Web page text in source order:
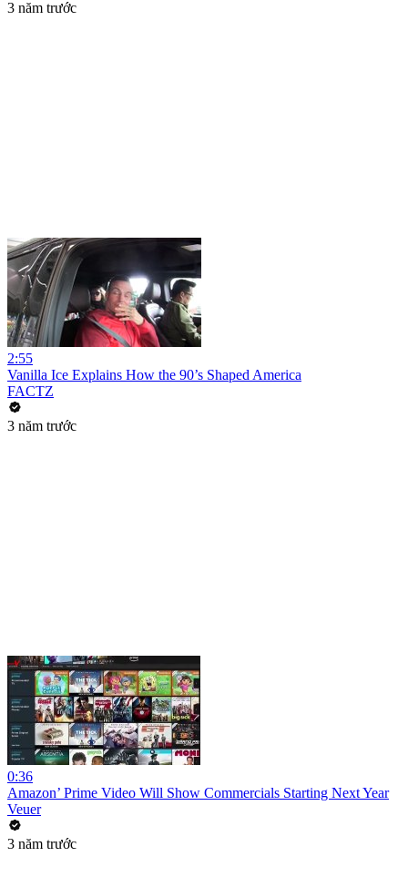
3 năm trước
2:55
Vanilla Ice Explains How the 90’s Shaped America
FACTZ
3 năm trước
0:36
Amazon’ Prime Video Will Show Commercials Starting Next Year
Veuer
3 năm trước